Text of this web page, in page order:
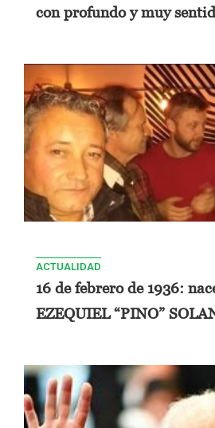
con profundo y muy
ACTUALIDAD
16 de febrero de 1936: nace FERNANDO
EZEQUIEL “PINO”